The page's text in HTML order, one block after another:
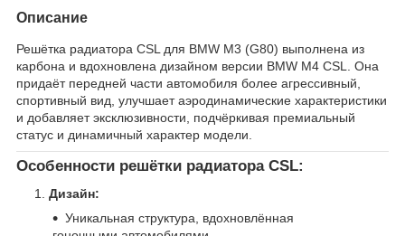
Описание
Решётка радиатора CSL для BMW M3 (G80) выполнена из
карбона и вдохновлена дизайном версии BMW M4 CSL. Она
придаёт передней части автомобиля более агрессивный,
спортивный вид, улучшает аэродинамические характеристики
и добавляет эксклюзивности, подчёркивая премиальный
статус и динамичный характер модели.
Особенности решётки радиатора CSL:
Дизайн:
Уникальная структура, вдохновлённая